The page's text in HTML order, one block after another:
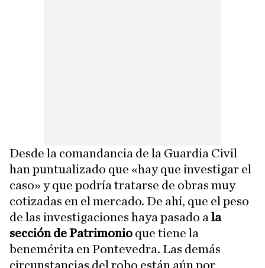
Desde la comandancia de la Guardia Civil
han puntualizado que «hay que investigar el
caso» y que podría tratarse de obras muy
cotizadas en el mercado. De ahí, que el peso
de las investigaciones haya pasado a la
sección de Patrimonio que tiene la
benemérita en Pontevedra. Las demás
circunstancias del robo están aún por